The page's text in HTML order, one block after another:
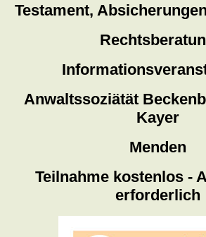
Testament,
Anwaltssoziätät
Kayer
Menden
Teilnahme kostenlos -
erforderlich